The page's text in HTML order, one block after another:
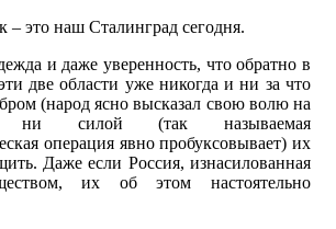
– это наш Сталинград сегодня.
и даже уверенность, что обратно в
две области уже никогда и ни за что
(народ ясно высказал свою волю на
ни силой (так называемая
операция явно пробуксовывает) их
Даже если Россия, изнасилованная
их об этом настоятельно